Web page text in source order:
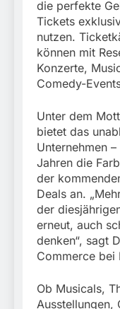
die perfekte
Tickets
nutzen.
können mit
Konzerte,
Comedy-
Unter dem
bietet das
Unternehmen
Jahren die
der
Deals an.
der
erneut, auch
denken“, sagt
Commerce bei
Ob Musicals,
Ausstellungen,